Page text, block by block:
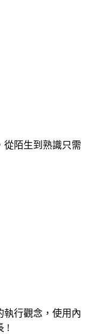
從陌生到熟識只需
執行觀念，使用內
!